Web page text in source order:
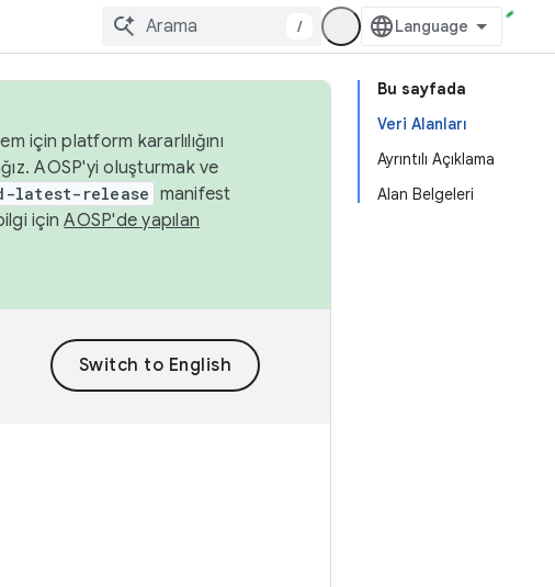
/
Bu sayfada
Veri Alanları
Ayrıntılı Açıklama
Alan Belgeleri
için platform kararlılığını
AOSP'yi oluşturmak ve
latest-release manifest
içinAOSP'de yapılan